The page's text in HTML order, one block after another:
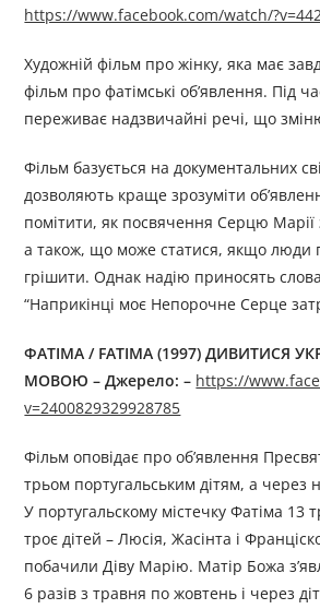
https://www.facebook.com/watch/
Художній фільм про жінку, яка має
фільм про фатімські об’явлення. Під
переживає надзвичайні речі, що
Фільм базується на документальних
дозволяють краще зрозуміти
помітити, як посвячення Серцю Марії
а також, що може статися, якщо люди
грішити. Однак надію приносять
“Наприкінці моє Непорочне Серце
ФАТІМА / FATIMA (1997) ДИВИТИСЯ
МОВОЮ – Джерелo: – https://
v=2400829329928785
Фільм оповідає про об’явлення
трьом португальським дітям, а через
У португальскому містечку Фатіма 13
троє дітей – Люсія, Жасінта і
побачили Діву Марію. Матір Божа
6 разів з травня по жовтень і через